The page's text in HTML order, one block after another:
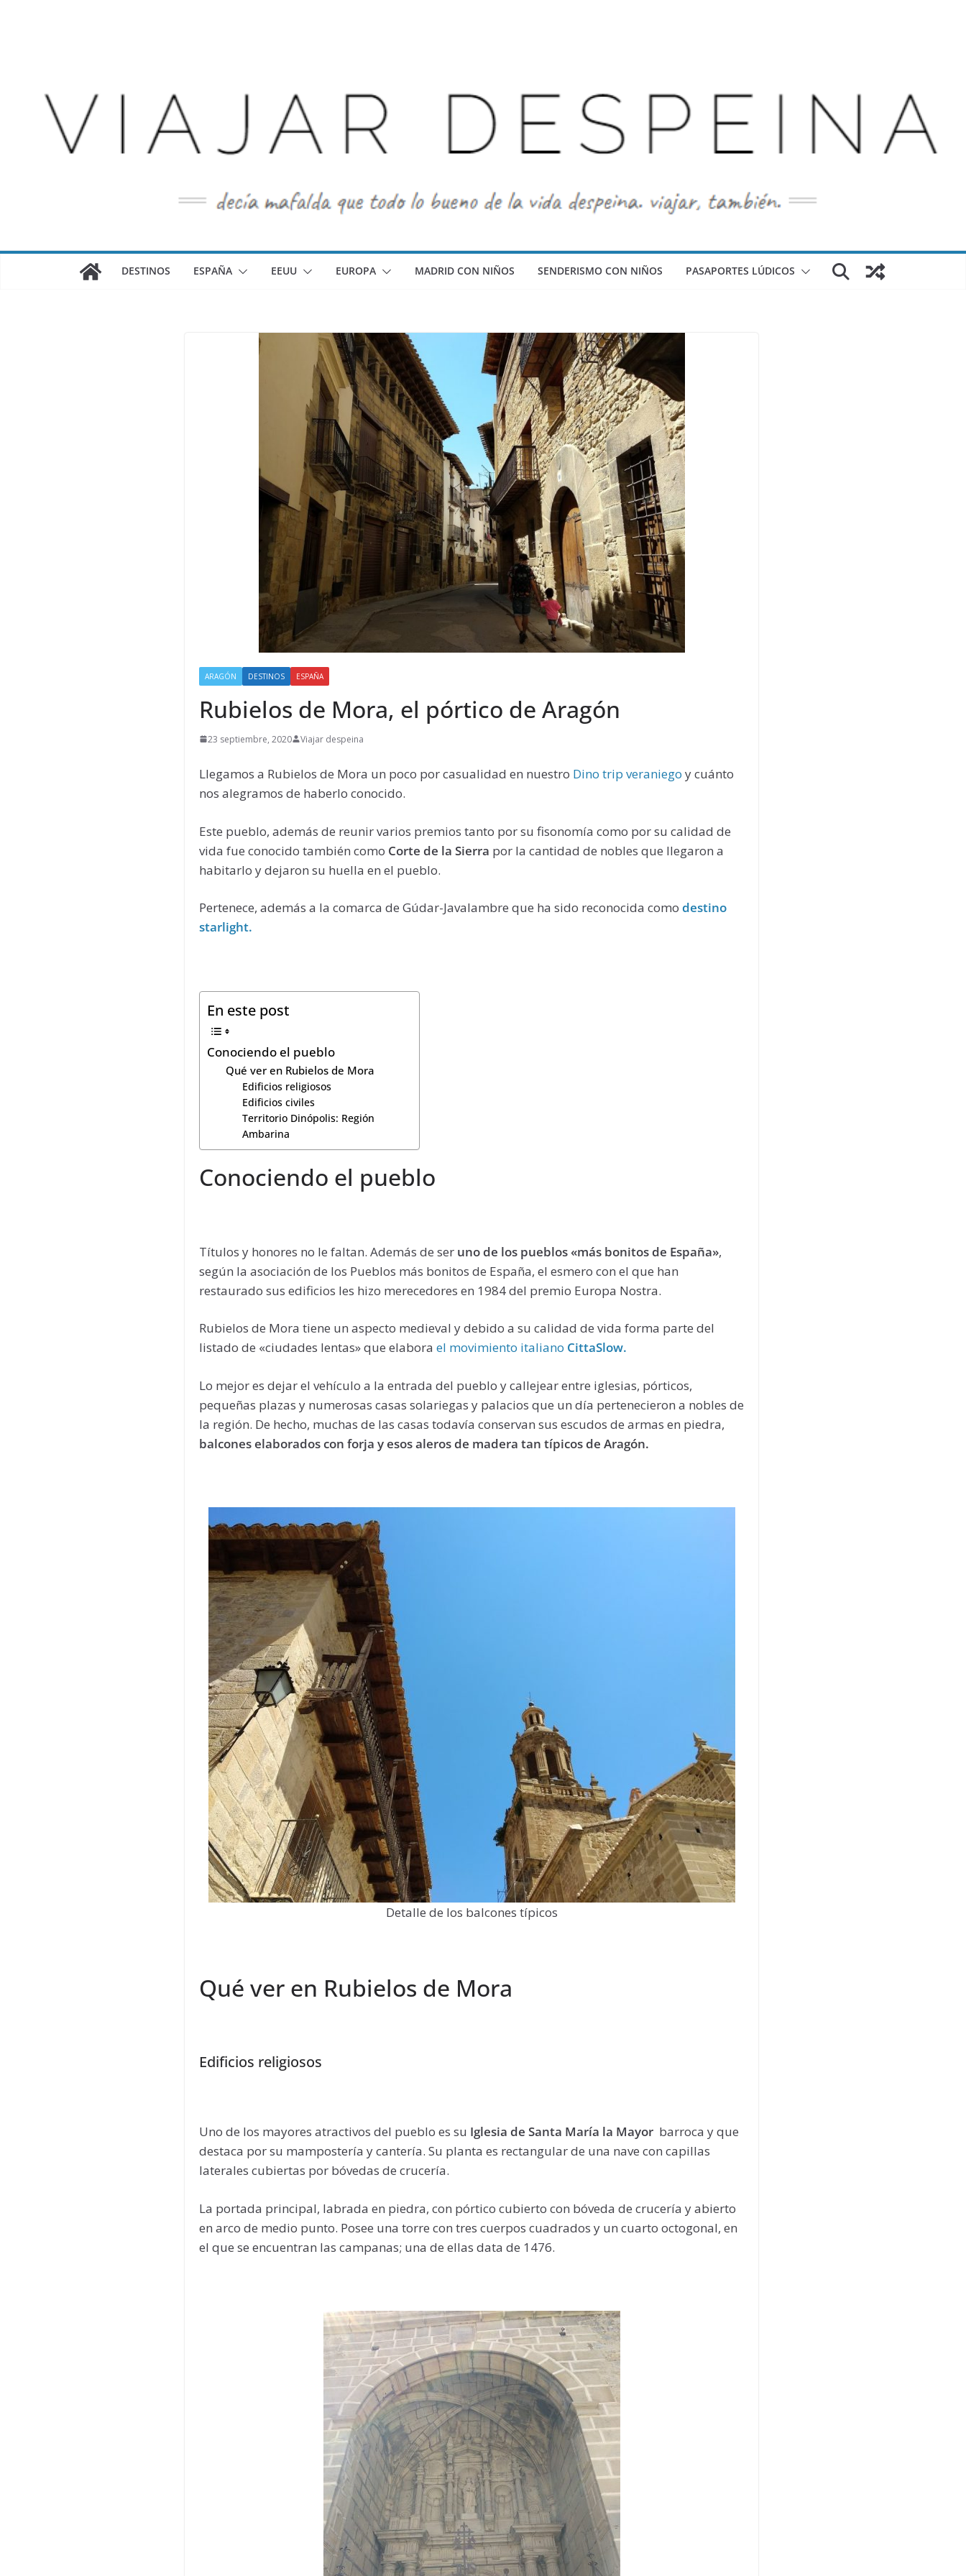
DESTINOS ESPAÑA EEUU EUROPA MADRID CON NIÑOS SENDERISMO CON NIÑOS PASAPORTES LÚDICOS
ARAGÓN DESTINOS ESPAÑA
Rubielos de Mora, el pórtico de Aragón
23 septiembre, 2020 Viajar despeina
Llegamos a Rubielos de Mora un poco por casualidad en nuestro Dino trip veraniego y cuánto
nos alegramos de haberlo conocido.
Este pueblo, además de reunir varios premios tanto por su fisonomía como por su calidad de
vida fue conocido también como Corte de la Sierra por la cantidad de nobles que llegaron a
habitarlo y dejaron su huella en el pueblo.
Pertenece, además a la comarca de Gúdar-Javalambre que ha sido reconocida como destino
starlight.
En este post
Conociendo el pueblo
Qué ver en Rubielos de Mora
Edificios religiosos
Edificios civiles
Territorio Dinópolis: Región
Ambarina
Conociendo el pueblo
Títulos y honores no le faltan. Además de ser uno de los pueblos «más bonitos de España»,
según la asociación de los Pueblos más bonitos de España, el esmero con el que han
restaurado sus edificios les hizo merecedores en 1984 del premio Europa Nostra.
Rubielos de Mora tiene un aspecto medieval y debido a su calidad de vida forma parte del
listado de «ciudades lentas» que elabora el movimiento italiano CittaSlow.
Lo mejor es dejar el vehículo a la entrada del pueblo y callejear entre iglesias, pórticos,
pequeñas plazas y numerosas casas solariegas y palacios que un día pertenecieron a nobles de
la región. De hecho, muchas de las casas todavía conservan sus escudos de armas en piedra,
balcones elaborados con forja y esos aleros de madera tan típicos de Aragón.
Detalle de los balcones típicos
Qué ver en Rubielos de Mora
Edificios religiosos
Uno de los mayores atractivos del pueblo es su Iglesia de Santa María la Mayor barroca y que
destaca por su mampostería y cantería. Su planta es rectangular de una nave con capillas
laterales cubiertas por bóvedas de crucería.
La portada principal, labrada en piedra, con pórtico cubierto con bóveda de crucería y abierto
en arco de medio punto. Posee una torre con tres cuerpos cuadrados y un cuarto octogonal, en
el que se encuentran las campanas; una de ellas data de 1476.